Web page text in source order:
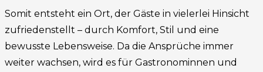
Somit entsteht ein Ort, der Gäste in vielerlei Hinsicht
zufriedenstellt – durch Komfort, Stil und eine
bewusste Lebensweise. Da die Ansprüche immer
weiter wachsen, wird es für Gastronominnen und